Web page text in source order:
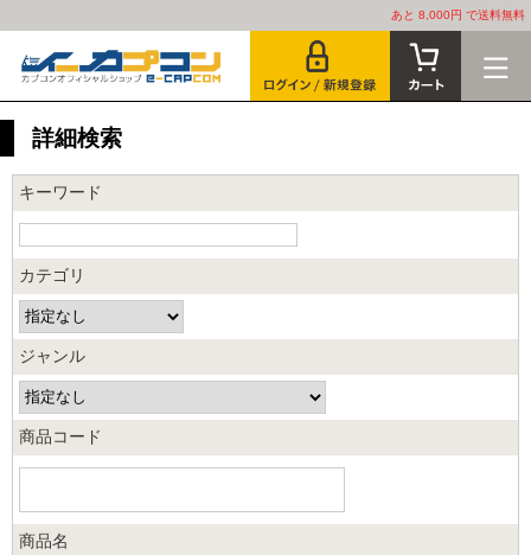
あと 8,000円 で送料無料
詳細検索
キーワード
カテゴリ
ジャンル
商品コード
商品名